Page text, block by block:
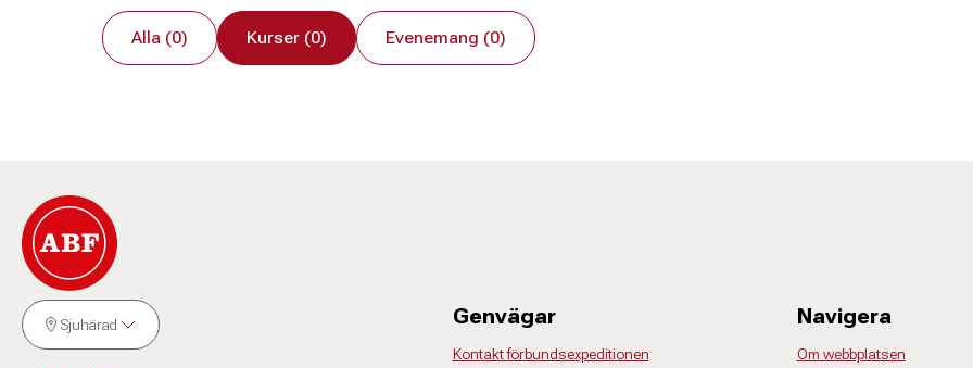
Alla (0) Kurser (0) Evenemang (0)
Sjuhärad Genvägar
Kontakt förbundsexpeditionen
Navigera
Om webbplatsen